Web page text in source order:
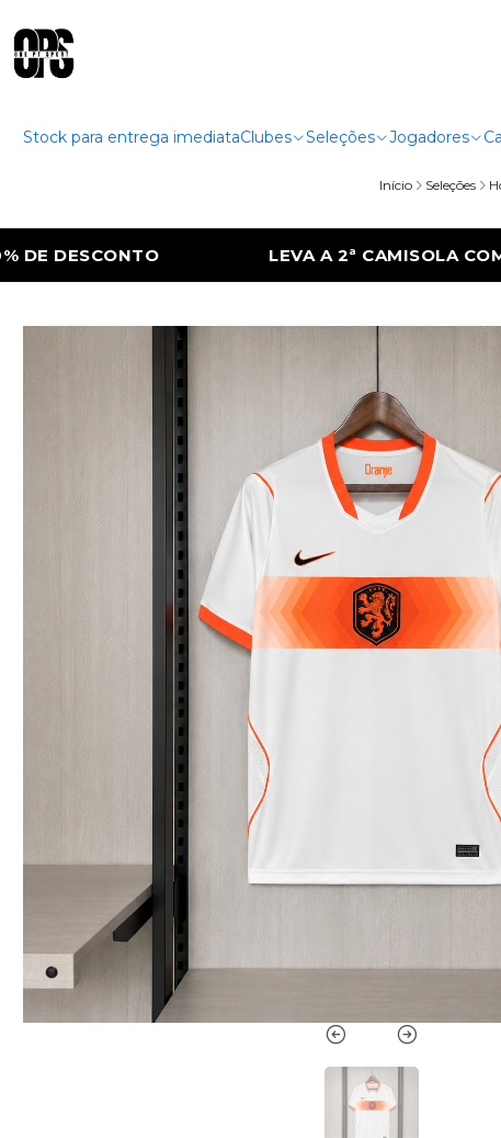
Stock para entrega imediataClubes Seleções Jogadores
Início Seleções
CAMISOLA COM 50% DE DESCONTO